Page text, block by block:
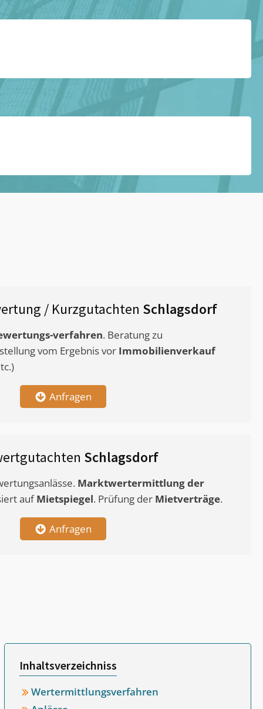
/ Kurzgutachten Schlagsdorf
verfahren. Beratung zu
vom Ergebnis vor Immobilienverkauf
Anfragen
Schlagsdorf
Marktwertermittlungder
aufMietspiegel. Prüfung der Mietverträge.
Anfragen
Inhaltsverzeichniss
Wertermittlungsverfahren